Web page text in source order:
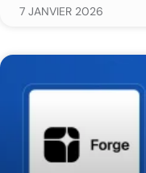
7 JANVIER 2026